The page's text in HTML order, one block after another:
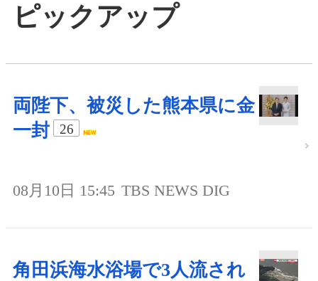
ピックアップ
両陛下、被災した熊本県に金
一封
26
08月10日 15:45 TBS NEWS DIG
角田浜海水浴場で3人流され